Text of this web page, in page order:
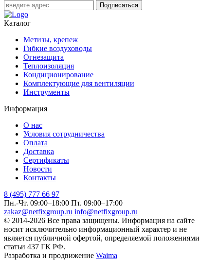
Подписаться
Каталог
Метизы, крепеж
Гибкие воздуховоды
Огнезащита
Теплоизоляция
Кондиционирование
Комплектующие для вентиляции
Инструменты
Информация
О нас
Условия сотрудничества
Оплата
Доставка
Сертификаты
Новости
Контакты
8 (495) 777 66 97
Пн.-Чт. 09:00–18:00 Пт. 09:00–17:00
zakaz@netfixgroup.ru info@netfixgroup.ru
© 2014-2026 Все права защищены. Информация на сайте
носит исключительно информационный характер и не
является публичной офертой, определяемой положениями
статьи 437 ГК РФ.
Разработка и продвижение Waima